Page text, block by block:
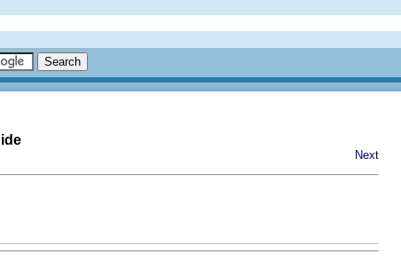
Next